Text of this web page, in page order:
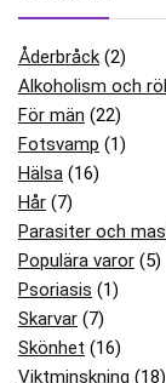
Åderbråck (2)
Alkoholism och
För män (22)
Fotsvamp (1)
Hälsa (16)
Hår (7)
Parasiter och
Populära varor (5)
Psoriasis (1)
Skarvar (7)
Skönhet (16)
Viktminskning (18)